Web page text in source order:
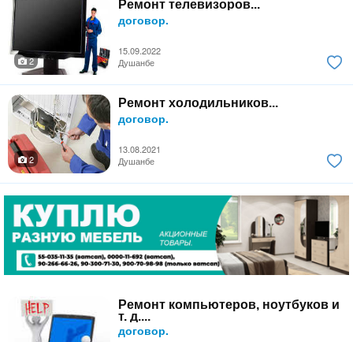
Ремонт телевизоров...
договор.
15.09.2022
2
Душанбе
Ремонт холодильников...
договор.
13.08.2021
2
Душанбе
Ремонт компьютеров, ноутбуков и
т. д....
договор.